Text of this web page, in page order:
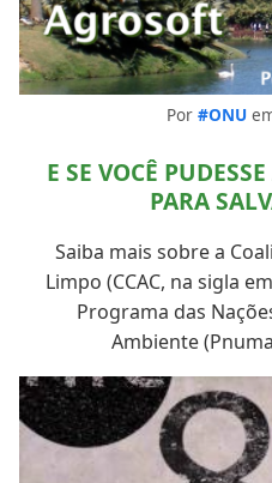
Por #ONU
E SE VOCÊ
PARA
Saiba mais sobre a
Limpo (CCAC, na sigla
Programa das
Ambiente